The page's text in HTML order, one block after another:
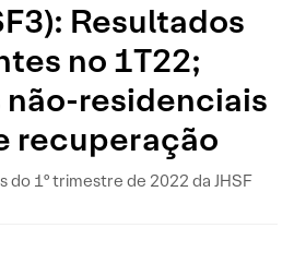
Resultados
no 1T22;
não-residenciais
recuperação
do 1º trimestre de 2022 da JHSF